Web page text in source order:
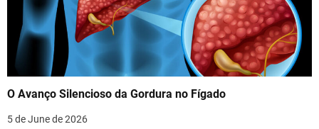
i
o
O Avanço Silencioso da Gordura no Fígado
5 de June de 2026